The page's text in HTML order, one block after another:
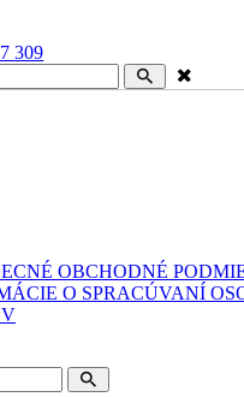
309
OBCHODNÉ
O SPRACÚVANÍ